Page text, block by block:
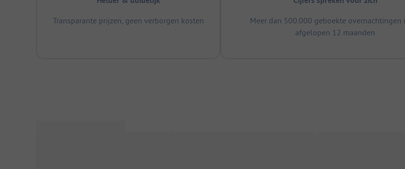
Transparante prijzen, geen verborgen kosten
Meer dan 500.000 geboekte overnachtingen
afgelopen 12 maanden